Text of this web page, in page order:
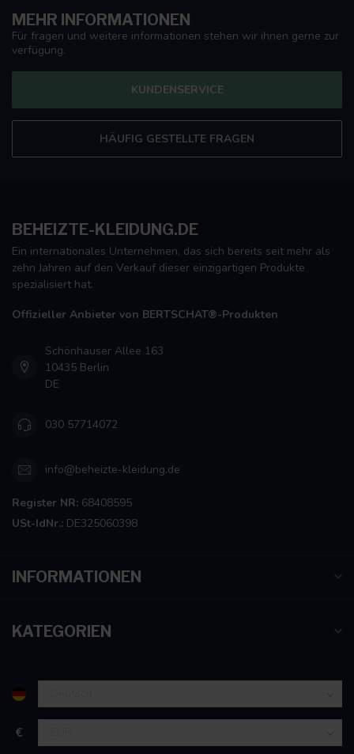
MEHR INFORMATIONEN
Für fragen und weitere informationen stehen wir ihnen gerne zur
verfügung.
KUNDENSERVICE
HÄUFIG GESTELLTE FRAGEN
BEHEIZTE-KLEIDUNG.DE
Ein internationales Unternehmen, das sich bereits seit mehr als
zehn Jahren auf den Verkauf dieser einzigartigen Produkte
spezialisiert hat.
Offizieller Anbieter von BERTSCHAT®-Produkten
Schönhauser Allee 163
10435 Berlin
DE
030 57714072
info@beheizte-kleidung.de
Register NR: 68408595
USt-IdNr.: DE325060398
INFORMATIONEN
KATEGORIEN
€